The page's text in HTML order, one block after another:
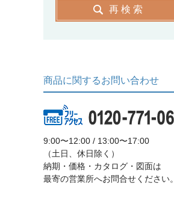
再検索
商品に関するお問い合わせ
9:00〜12:00 / 13:00〜17:00
（土日、休日除く）
納期・価格・カタログ・図面は
最寄の営業所へお問合せください。